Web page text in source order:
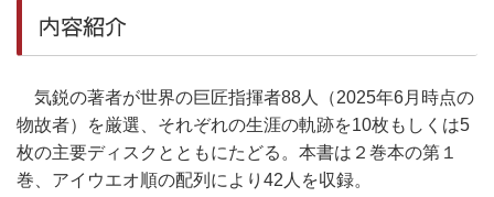
内容紹介
気鋭の著者が世界の巨匠指揮者88人（2025年6月時点の
物故者）を厳選、それぞれの生涯の軌跡を10枚もしくは5
枚の主要ディスクとともにたどる。本書は２巻本の第１
巻、アイウエオ順の配列により42人を収録。